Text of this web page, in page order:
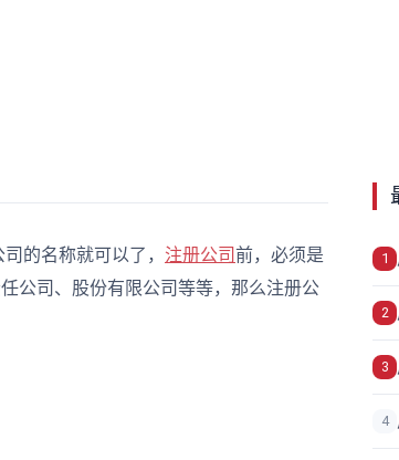
的名称就可以了， 注册公司前，必须是
公司、股份有限公司等等，那么注册公
1
2
3
4